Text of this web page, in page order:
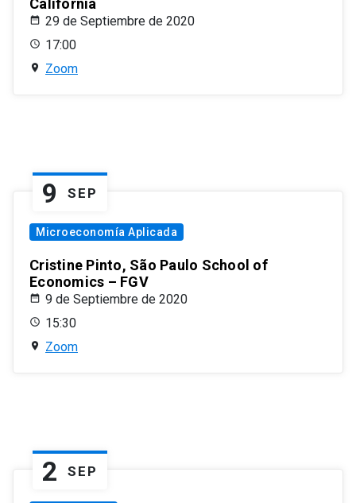
California
29 de Septiembre de 2020
17:00
Zoom
9 SEP
Microeconomía Aplicada
Cristine Pinto, São Paulo School of
Economics – FGV
9 de Septiembre de 2020
15:30
Zoom
2 SEP